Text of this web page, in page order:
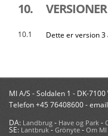
10. VERSIONER
10.1 Dette er version
MI A/S - Soldalen 1 - DK-7100
Telefon +45 76408600 - email
DA: Landbrug - Have og Park -
SE: Lantbruk- Grönyte- Om MI